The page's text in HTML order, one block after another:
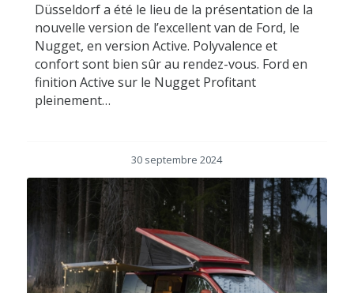
Düsseldorf a été le lieu de la présentation de la
nouvelle version de l’excellent van de Ford, le
Nugget, en version Active. Polyvalence et
confort sont bien sûr au rendez-vous. Ford en
finition Active sur le Nugget Profitant
pleinement…
30 septembre 2024